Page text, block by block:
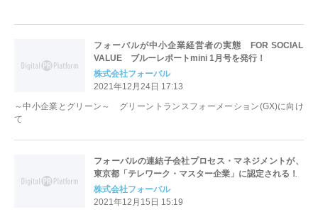
フォーバルが中小企業経営者の実態 FOR SOCIAL
VALUE ブルーレポートmini 1月号を発行！
株式会社フォーバル
2021年12月24日 17:13
～中小企業とグリーン～ グリーントランスフォーメーション(GX)に向け
て
フォーバルの連結子会社プロセス・マネジメントが、
東京都「テレワーク・マスター企業」に認定される！
株式会社フォーバル
2021年12月15日 15:19